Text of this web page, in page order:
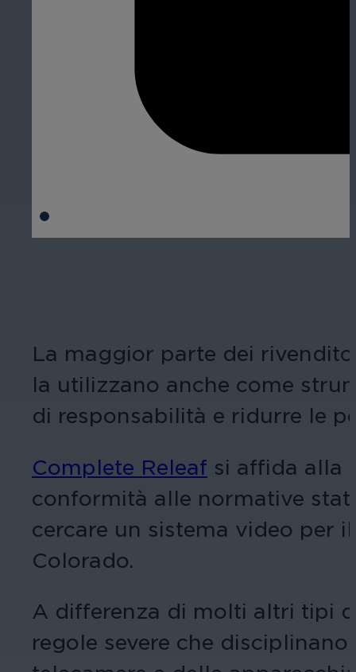
La maggior parte dei
la utilizzano anche come
di responsabilità e ridurre le
Complete Releaf si affida alla
conformità alle normative
cercare un sistema video per
Colorado.
A differenza di molti altri tipi
regole severe che